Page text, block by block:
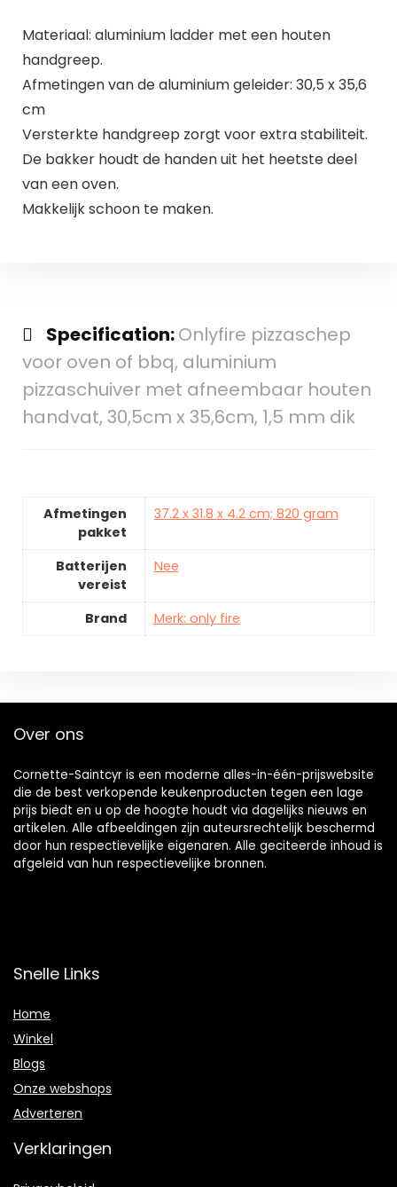
Materiaal: aluminium ladder met een houten
handgreep.
Afmetingen van de aluminium geleider: 30,5 x 35,6
cm
Versterkte handgreep zorgt voor extra stabiliteit.
De bakker houdt de handen uit het heetste deel
van een oven.
Makkelijk schoon te maken.
Specification:Onlyfire pizzaschep
voor oven of bbq, aluminium
pizzaschuiver met afneembaar houten
handvat, 30,5cm x 35,6cm, 1,5 mm dik
Afmetingen
pakket
37.2 x 31.8 x 4.2 cm; 820 gram
Batterijen
vereist
Nee
Brand Merk: only fire
Over ons
Cornette-Saintcyr is een moderne alles-in-één-prijswebsite
die de best verkopende keukenproducten tegen een lage
prijs biedt en u op de hoogte houdt via dagelijks nieuws en
artikelen. Alle afbeeldingen zijn auteursrechtelijk beschermd
door hun respectievelijke eigenaren. Alle geciteerde inhoud is
afgeleid van hun respectievelijke bronnen.
Snelle Links
Home
Winkel
Blogs
Onze webshops
Adverteren
Verklaringen